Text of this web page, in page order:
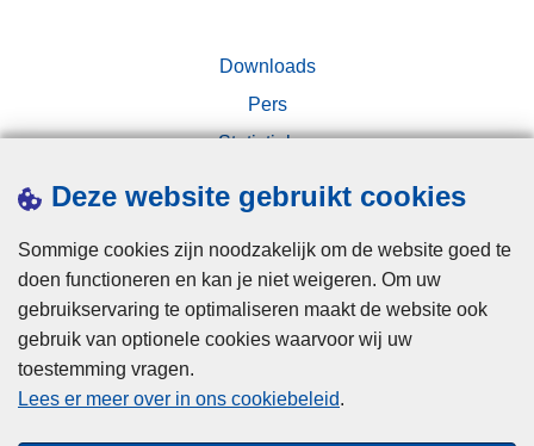
Deze website gebruikt cookies
Sommige cookies zijn noodzakelijk om de website goed te
doen functioneren en kan je niet weigeren. Om uw
gebruikservaring te optimaliseren maakt de website ook
gebruik van optionele cookies waarvoor wij uw
toestemming vragen.
Lees er meer over in ons cookiebeleid.
Downloads
Pers
Statistieken
Privacy